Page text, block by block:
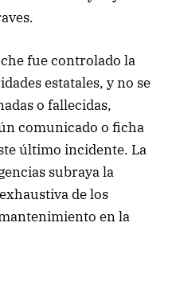
fue controlado la
estatales, y no se
o fallecidas,
comunicado o ficha
último incidente. La
subraya la
de los
en la